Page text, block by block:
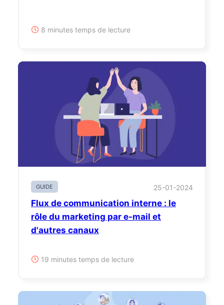
8 minutes temps de lecture
GUIDE 25-01-2024
Flux de communication interne : le
rôle du marketing par e-mail et
d'autres canaux
19 minutes temps de lecture